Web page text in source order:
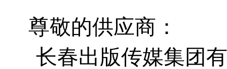
尊敬的供应商：
长春出版传媒集团